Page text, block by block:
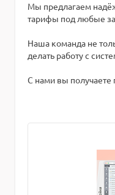
Мы предлагаем
тарифы под любые
Наша команда не
делать работу с
С нами вы получаете